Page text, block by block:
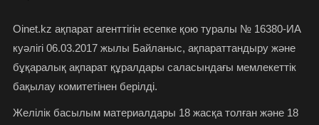
Oinet.kz ақпарат агенттігін есепке қою туралы № 16380-ИА
куәлігі 06.03.2017 жылы Байланыс, ақпараттандыру және
бұқаралық ақпарат құралдары саласындағы мемлекеттік
бақылау комитетінен берілді.
Желілік басылым материалдары 18 жасқа толған және 18